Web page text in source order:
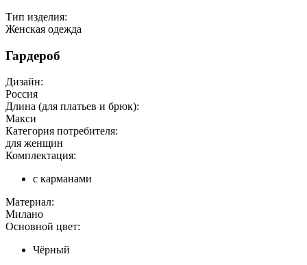
Тип изделия:
Женская одежда
Гардероб
Дизайн:
Россия
Длина (для платьев и брюк):
Макси
Категория потребителя:
для женщин
Комплектация:
с карманами
Материал:
Милано
Основной цвет:
Чёрный